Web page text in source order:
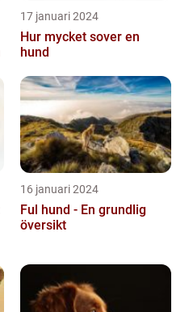
17 januari 2024
Hur mycket sover en
hund
16 januari 2024
Ful hund - En grundlig
översikt